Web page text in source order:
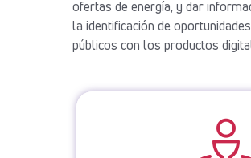
ofertas de energía, y dar
la identificación de
públicos con los productos